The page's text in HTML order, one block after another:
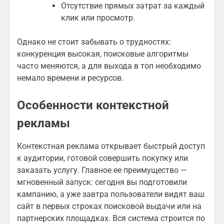
Отсутствие прямых затрат за каждый
клик или просмотр.
Однако не стоит забывать о трудностях:
конкуренция высокая, поисковые алгоритмы
часто меняются, а для выхода в топ необходимо
немало времени и ресурсов.
Особенности контекстной
рекламы
Контекстная реклама открывает быстрый доступ
к аудитории, готовой совершить покупку или
заказать услугу. Главное ее преимущество —
мгновенный запуск: сегодня вы подготовили
кампанию, а уже завтра пользователи видят ваш
сайт в первых строках поисковой выдачи или на
партнерских площадках. Вся система строится по